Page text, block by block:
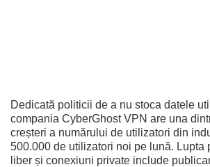
Dedicată politicii de a nu stoca datele
compania CyberGhost VPN are una
creșteri a numărului de utilizatori din
500.000 de utilizatori noi pe lună. Lupta
liber și conexiuni private include